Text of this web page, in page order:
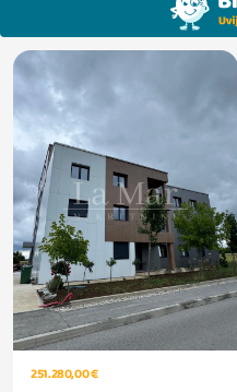
251.280,00 €